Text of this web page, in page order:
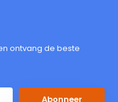
ontvang de beste
Abonneer